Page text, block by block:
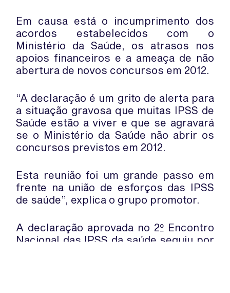
Em causa está o incumprimento dos
acordos estabelecidos com o
Ministério da Saúde, os atrasos nos
apoios financeiros e a ameaça de não
abertura de novos concursos em 2012.
“A declaração é um grito de alerta para
a situação gravosa que muitas IPSS de
Saúde estão a viver e que se agravará
se o Ministério da Saúde não abrir os
concursos previstos em 2012.
Esta reunião foi um grande passo em
frente na união de esforços das IPSS
de saúde”, explica o grupo promotor.
A declaração aprovada no 2º Encontro
Nacional das IPSS da saúde seguiu por